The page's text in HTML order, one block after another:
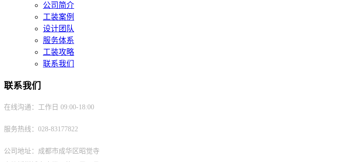
公司简介
工装案例
设计团队
服务体系
工装攻略
联系我们
联系我们
在线沟通：工作日 09:00-18:00
服务热线：028-83177822
公司地址：成都市成华区昭觉寺